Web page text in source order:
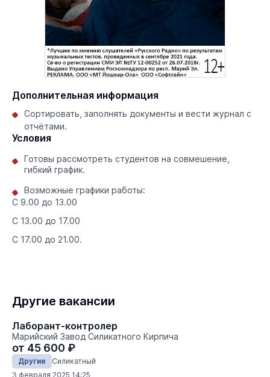
Дополнительная информация
Сортировать, заполнять документы и вести журнал с
отчётами.
Условия
Готовы рассмотреть студентов на совмешение,
гибкий график.
Возможные графики работы:
С 9.00 до 13.00
С 13.00 до 17.00
С 17.00 до 21.00.
Другие вакансии
Лаборант-контролер
Марийский Завод Силикатного Кирпича
от 45 600 ₽
Другие
Силикатный
3 февраля 2025 14:25